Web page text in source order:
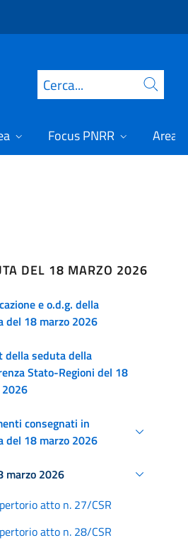
Cerca
Focus PNRR Area
DEL 18 MARZO 2026
e o.d.g. della
del 18 marzo 2026
della seduta della
Stato-Regioni del 18
2026
consegnati in
del 18 marzo 2026
marzo 2026
atto n. 27/CSR
atto n. 28/CSR